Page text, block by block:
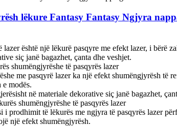
lëkure Fantasy Fantasy Ngjyra
lazer është një lëkurë pasqyre me efekt lazer, i
siç janë bagazhet, çanta dhe veshjet.
shumëngjyrëshe të pasqyrës lazer
me pasqyrë lazer ka një efekt shumëngjyrësh
modës.
në materiale dekorative siç janë bagazhet,
shumëngjyrëshe të pasqyrës lazer
i prodhimit të lëkurës me ngjyra të pasqyrës lazer
një efekt shumëngjyrësh.